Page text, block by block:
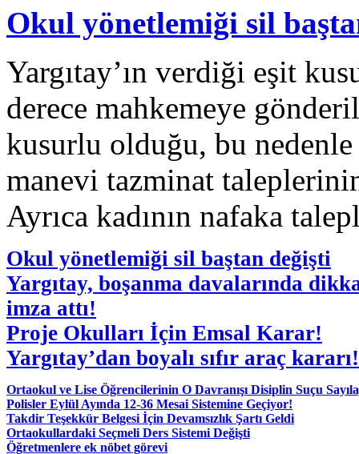
Okul yönetlemiği sil
Yargıtay’ın verdiği eşit
derece mahkemeye
kusurlu olduğu, bu nedenle
manevi tazminat
Ayrıca kadının nafaka
Okul yönetlemiği sil baştan değişti
Yargıtay, boşanma davalarında
imza attı!
Proje Okulları İçin Emsal Karar!
Yargıtay’dan boyalı sıfır araç kararı!
Ortaokul ve Lise Öğrencilerinin O Davranışı Disiplin Suçu
Polisler Eylül Ayında 12-36 Mesai Sistemine Geçiyor!
Takdir Teşekkür Belgesi İçin Devamsızlık Şartı Geldi
Ortaokullardaki Seçmeli Ders Sistemi Değişti
Öğretmenlere ek nöbet görevi